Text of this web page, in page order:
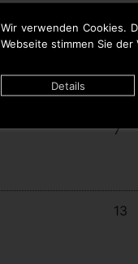
Wir verwenden Cookies.
Webseite stimmen Sie der
Details
17
7
13